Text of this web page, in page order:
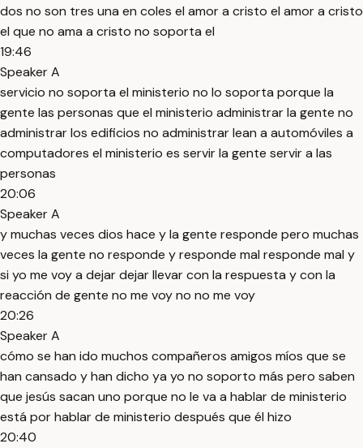
dos no son tres una en coles el amor a cristo el amor a cristo
el que no ama a cristo no soporta el
19:46
Speaker A
servicio no soporta el ministerio no lo soporta porque la
gente las personas que el ministerio administrar la gente no
administrar los edificios no administrar lean a automóviles a
computadores el ministerio es servir la gente servir a las
personas
20:06
Speaker A
y muchas veces dios hace y la gente responde pero muchas
veces la gente no responde y responde mal responde mal y
si yo me voy a dejar dejar llevar con la respuesta y con la
reacción de gente no me voy no no me voy
20:26
Speaker A
cómo se han ido muchos compañeros amigos míos que se
han cansado y han dicho ya yo no soporto más pero saben
que jesús sacan uno porque no le va a hablar de ministerio
está por hablar de ministerio después que él hizo
20:40